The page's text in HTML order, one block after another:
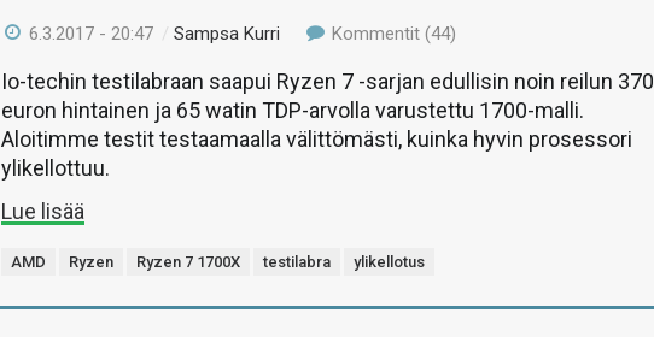
6.3.2017 - 20:47 /Sampsa Kurri Kommentit (44)
Io-techin testilabraan saapui Ryzen 7 -sarjan edullisin noin reilun 370
euron hintainen ja 65 watin TDP-arvolla varustettu 1700-malli.
Aloitimme testit testaamaalla välittömästi, kuinka hyvin prosessori
ylikellottuu.
Lue lisää
AMD Ryzen Ryzen 7 1700X testilabra ylikellotus